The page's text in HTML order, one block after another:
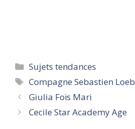
Categories
Sujets tendances
Tags
Compagne Sebastien Loeb
Giulia Foïs Mari
Cecile Star Academy Age